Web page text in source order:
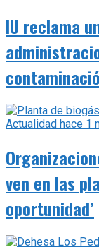
IU reclama
Actualidad hace 1
ven en las
oportunidad’